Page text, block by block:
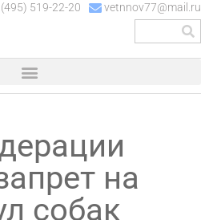
519-22-20 vetnnov77@mail.ru
на
собак